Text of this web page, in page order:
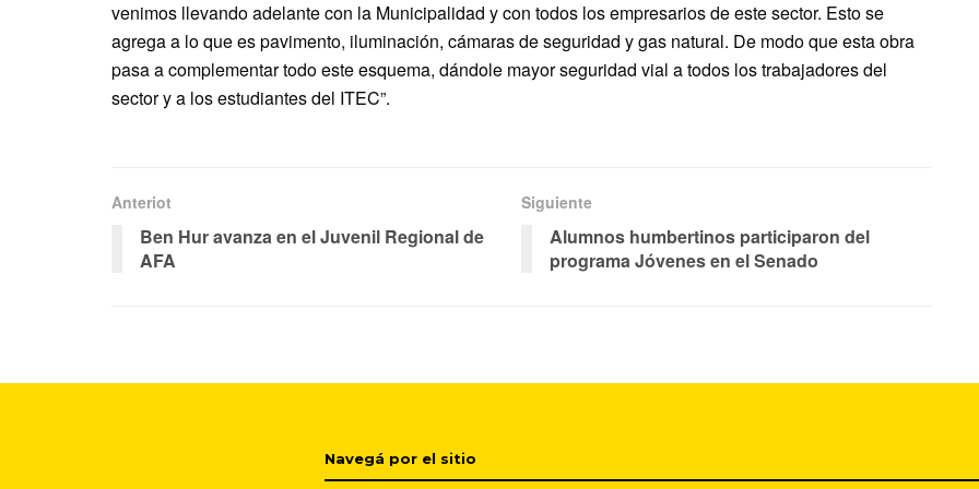
venimos llevando adelante con la Municipalidad y con todos los empresarios de este sector. Esto se
agrega a lo que es pavimento, iluminación, cámaras de seguridad y gas natural. De modo que esta obra
pasa a complementar todo este esquema, dándole mayor seguridad vial a todos los trabajadores del
sector y a los estudiantes del ITEC”.
Anteriot
Ben Hur avanza en el Juvenil Regional de
AFA
Siguiente
Alumnos humbertinos participaron del
programa Jóvenes en el Senado
Navegá por el sitio